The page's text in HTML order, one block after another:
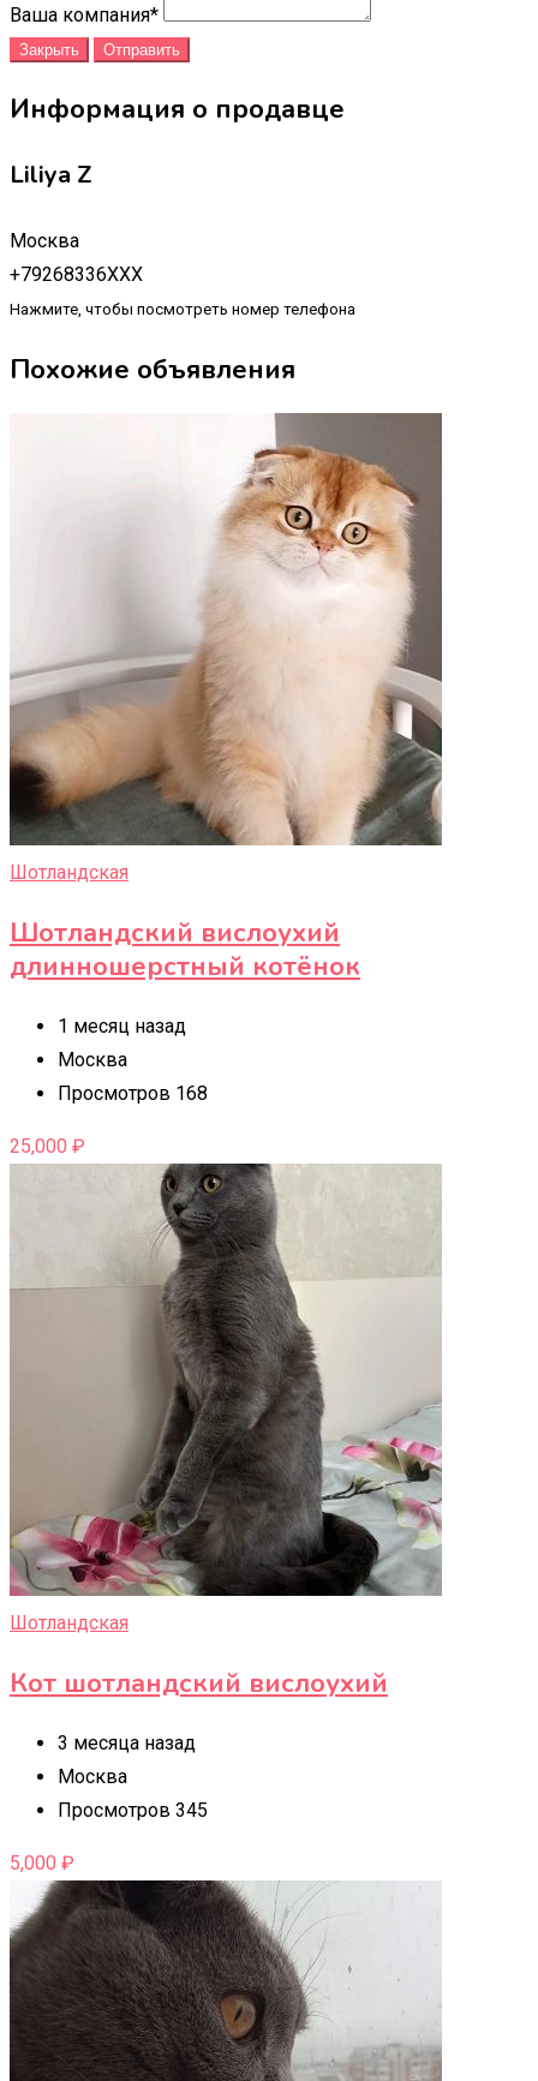
Ваша компания*
Закрыть Отправить
Информация о продавце
Liliya Z
Москва
+79268336XXX
Нажмите, чтобы посмотреть номер телефона
Похожие объявления
Шотландская
Шотландский вислоухий
длинношерстный котёнок
1 месяц назад
Москва
Просмотров 168
25,000 ₽
Шотландская
Кот шотландский вислоухий
3 месяца назад
Москва
Просмотров 345
5,000 ₽